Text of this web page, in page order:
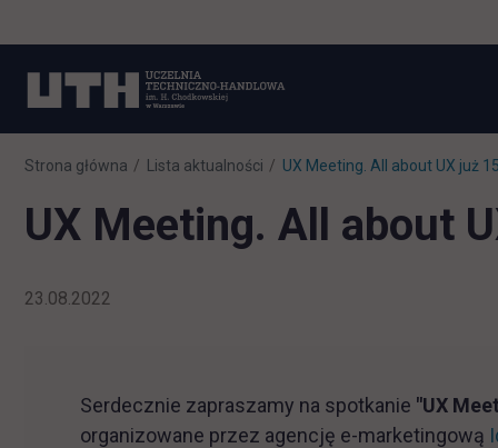
Strona główna Lista aktualności UX Meeting. All about UX już
UX Meeting. All about
23.08.2022
Serdecznie zapraszamy na spotkanie "UX
organizowane przez agencję e-marketingową